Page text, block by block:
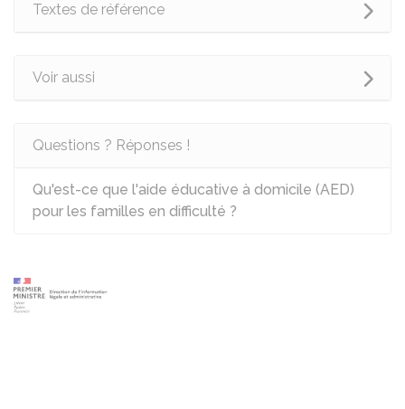
Textes de référence
Voir aussi
Questions ? Réponses !
Qu'est-ce que l'aide éducative à domicile (AED)
pour les familles en difficulté ?